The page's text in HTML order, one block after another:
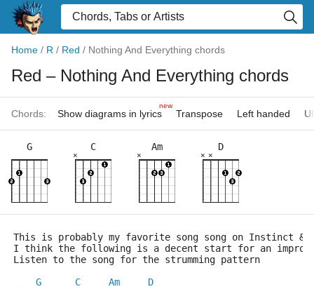
Home / R / Red / Nothing And Everything chords
Red – Nothing And Everything chords
Chords: Show diagrams in lyrics
new
Transpose Left handed
G C
×
Am
×
D
×
×
This is probably my favorite song song on Instinct &
I think the following is a decent start for an
Listen to the song for the strumming pattern
G
C Am
D